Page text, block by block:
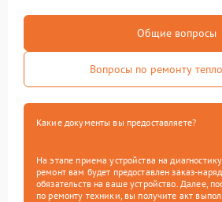
Общие вопросы
Вопросы по ремонту
Какие документы вы предоставляете?
На этапе приема устройства на
ремонт вам будет предоставлен заказ-
обязательств на ваше устройство. Далее,
по ремонту техники, вы получите акт